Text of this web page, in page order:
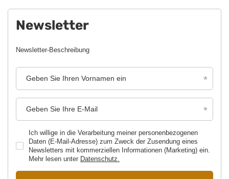
Newsletter
Newsletter-Beschreibung
Geben Sie Ihren Vornamen ein
Geben Sie Ihre E-Mail
Ich willige in die Verarbeitung meiner personenbezogenen
Daten (E-Mail-Adresse) zum Zweck der Zusendung eines
Newsletters mit kommerziellen Informationen (Marketing) ein.
Mehr lesen unter Datenschutz.